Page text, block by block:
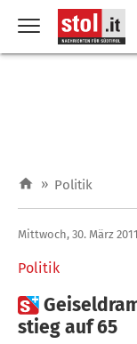
» Politik
Politik
Mittwoch, 30. März 2011

stieg auf 65